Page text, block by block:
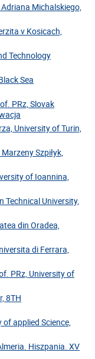
Michalskiego,
v Kosicach,
Technology
Sea
PRz, Slovak
University of Turin,
Szpiłyk,
of Ioannina,
Technical University,
din Oradea,
di Ferrara,
PRz, University of
8TH
of applied Science,
Hiszpania. XV